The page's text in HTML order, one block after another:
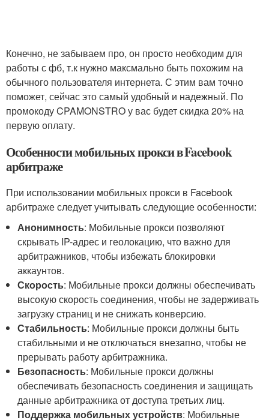
Конечно, не забываем про, он просто необходим для
работы с фб, т.к нужно максмально быть похожим на
обычного пользователя интернета. С этим вам точно
поможет, сейчас это самый удобный и надежный. По
промокоду CPAMONSTRO у вас будет скидка 20% на
первую оплату.
Особенности мобильных прокси в Facebook
арбитраже
При использовании мобильных прокси в Facebook
арбитраже следует учитывать следующие особенности:
Анонимность: Мобильные прокси позволяют
скрывать IP-адрес и геолокацию, что важно для
арбитражников, чтобы избежать блокировки
аккаунтов.
Скорость: Мобильные прокси должны обеспечивать
высокую скорость соединения, чтобы не задерживать
загрузку страниц и не снижать конверсию.
Стабильность: Мобильные прокси должны быть
стабильными и не отключаться внезапно, чтобы не
прерывать работу арбитражника.
Безопасность: Мобильные прокси должны
обеспечивать безопасность соединения и защищать
данные арбитражника от доступа третьих лиц.
Поддержка мобильных устройств: Мобильные